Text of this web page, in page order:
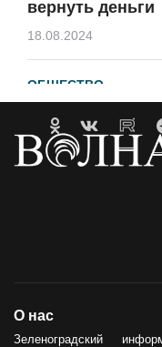
вернуть деньги
18.08.2024
ОБЩЕСТВО
21.04.2023
Сила тыла
О нас
Зеленоградский